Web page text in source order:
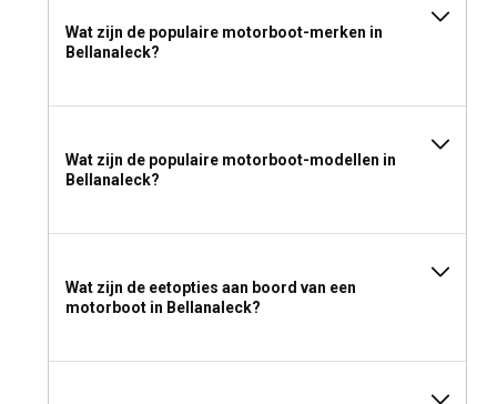
Wat zijn de populaire motorboot-merken in
Bellanaleck?
Wat zijn de populaire motorboot-modellen in
Bellanaleck?
Wat zijn de eetopties aan boord van een
motorboot in Bellanaleck?